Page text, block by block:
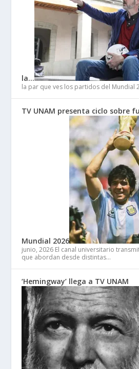
la…
la par que ves los partidos del Mundial
TV UNAM presenta ciclo sobre
Mundial 2026
junio, 2026 El canal universitario
que abordan desde distintas…
‘Hemingway’ llega a TV UNAM